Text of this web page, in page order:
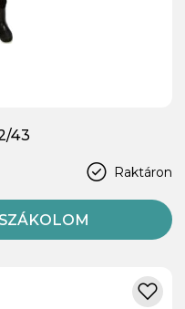
43
Raktáron
SZÁKOLOM